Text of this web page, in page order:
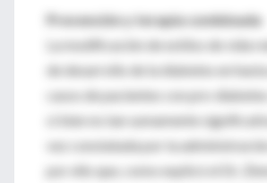
Prevención y terapia combinada
La modificación de estilos de vida
de desarrollo de la diabetes en
casos de pacientes con pre-
si bien no tan sumamente
vez constatada por la
por ello que, como explicó el Dr.